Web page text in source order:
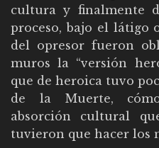
cultura y finalmente
proceso, bajo el látigo
del opresor fueron
muros la “versión
que de heroica tuvo
de la Muerte,
absorción cultural
tuvieron que hacer los